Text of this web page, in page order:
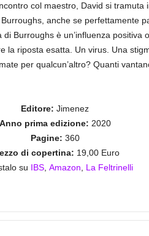
col maestro, David si tramuta
anche se perfettamente
Burroughs è un’influenza positiva
la riposta esatta. Un virus. Una
per qualcun’altro? Quanti
Editore: Jimenez
Anno prima edizione: 2020
Pagine: 360
di copertina: 19,00 Euro
su IBS Amazon La Feltrinelli